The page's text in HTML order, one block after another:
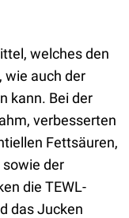
welches den
wie auch der
kann. Bei der
verbesserten
Fettsäuren,
der
die TEWL-
das Jucken